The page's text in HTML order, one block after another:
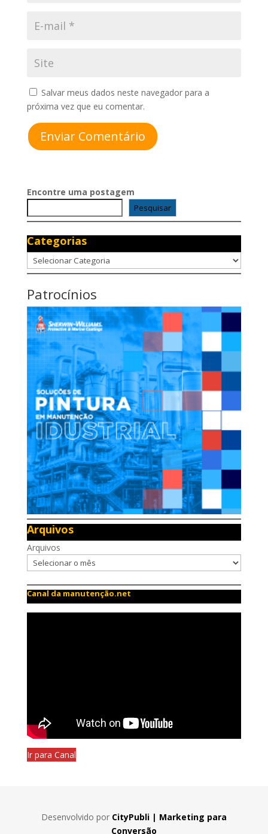
Salvar meus dados neste navegador para a
próxima vez que eu comentar.
Enviar Comentário
Encontre uma postagem
Pesquisar
Categorias
Categorias
Patrocínios
Arquivos
Arquivos
Canal da manutenção.net
Ir para Canal
Desenvolvido por CityPubli | Marketing para
Conversão